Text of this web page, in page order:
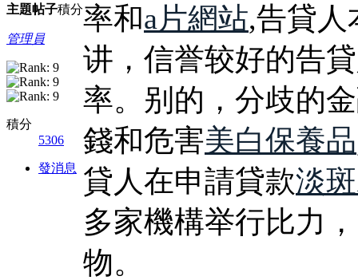
主題帖子積分
管理員
積分
5306
發消息
率和a片網站,告貸人
讲，信誉较好的告
率。别的，分歧的
錢和危害美白保養品
貸人在申請貸款淡
多家機構举行比力
物。